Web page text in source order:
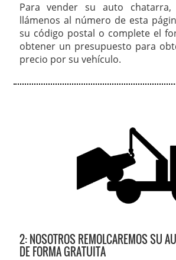
Para vender su auto chatarra,
llámenos al número de esta
su código postal o complete el
obtener un presupuesto para
precio por su vehículo.
2: NOSOTROS REMOLCAREMOS SU
DE FORMA GRATUITA